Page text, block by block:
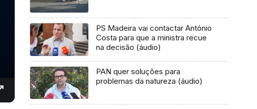
PS Madeira vai contactar António
Costa para que a ministra recue
na decisão (áudio)
PAN quer soluções para
problemas da natureza (áudio)